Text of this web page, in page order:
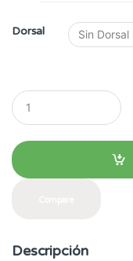
Dorsal
Q
u
t
i
Descripción